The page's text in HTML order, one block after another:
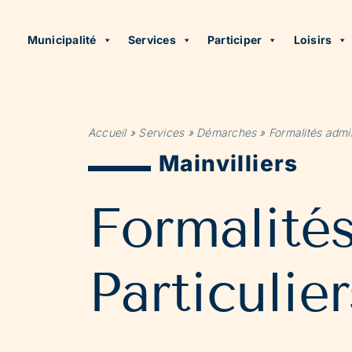
Municipalité Services Participer Loisirs
Accueil» Services» Démarches» Formalités
Mainvilliers